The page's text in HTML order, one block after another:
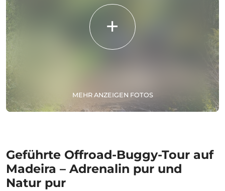
MEHR ANZEIGEN FOTOS
Geführte Offroad-Buggy-Tour auf
Madeira – Adrenalin pur und
Natur pur